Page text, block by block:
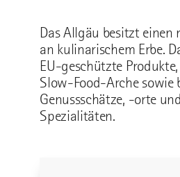
Das Allgäu besitzt einen
an kulinarischem Erbe.
EU-geschützte
Slow-Food-Arche sowie
Genussschätze, -orte
Spezialitäten.